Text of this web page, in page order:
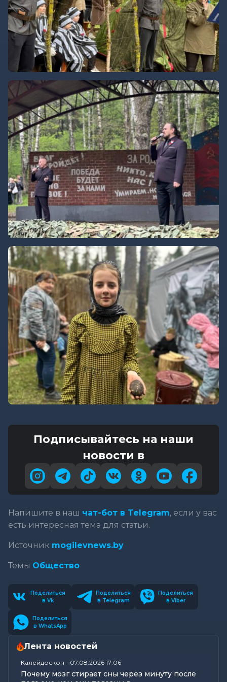
Подписывайтесь на наши
новости в
Напишите в наш чат-бот в Telegram, если у вас
есть интересная тема для статьи.
Источник mogilevnews.by
Темы Общество
Поделиться
в Vk
Поделиться
в Telegram
Поделиться
в Viber
Поделиться
в WhatsApp
Лента новостей
Калейдоскоп - 07.08.2026 17:06
Почему мозг стирает сны через минуту после